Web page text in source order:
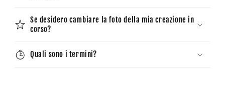
Se desidero cambiare la foto della mia creazione in
corso?
Quali sono i termini?